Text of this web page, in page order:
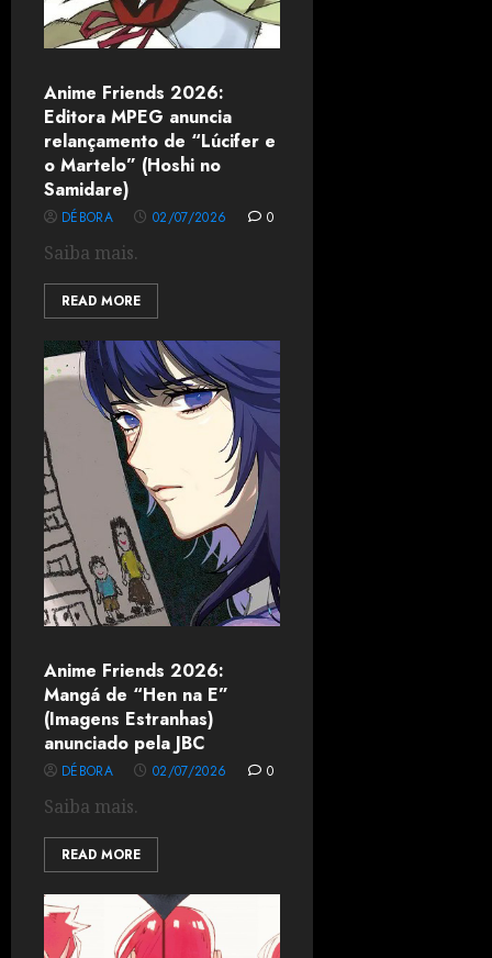
Anime Friends 2026:
Editora MPEG anuncia
relançamento de “Lúcifer e
o Martelo” (Hoshi no
Samidare)
DÉBORA 02/07/2026 0
Saiba mais.
READ MORE
Anime Friends 2026:
Mangá de “Hen na E”
(Imagens Estranhas)
anunciado pela JBC
DÉBORA 02/07/2026 0
Saiba mais.
READ MORE